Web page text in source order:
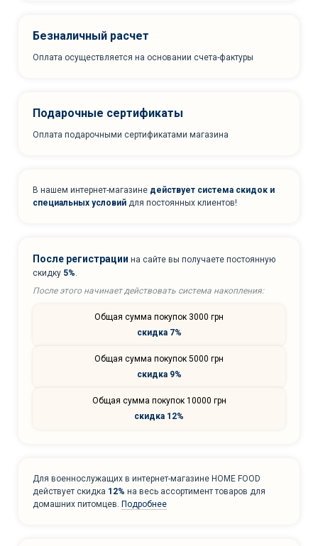
Безналичный расчет
Оплата осуществляется на основании счета-фактуры
Подарочные сертификаты
Оплата подарочными сертификатами магазина
В нашем интернет-магазине действует система скидок и
специальных условий для постоянных клиентов!
После регистрации на сайте вы получаете постоянную
скидку 5%.
После этого начинает действовать система накопления:
Общая сумма покупок 3000 грн
скидка 7%
Общая сумма покупок 5000 грн
скидка 9%
Общая сумма покупок 10000 грн
скидка 12%
Для военнослужащих в интернет-магазине HOME FOOD
действует скидка 12% на весь ассортимент товаров для
домашних питомцев. Подробнее